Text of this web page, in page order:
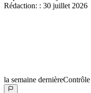
Rédaction: : 30 juillet 2026
la semaine dernière